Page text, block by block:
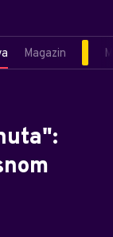
Magazin